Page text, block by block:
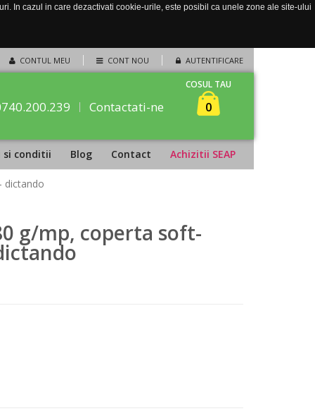
In cazul in care dezactivati cookie-urile, este posibil ca unele zone ale site-ului
CONTUL MEU CONT NOU AUTENTIFICARE
Contactati-ne
COSUL TAU
0
si conditii Blog Contact Achizitii SEAP
dictando
g/mp, coperta soft-